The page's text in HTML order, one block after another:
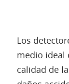
Los
medio ideal
calidad de